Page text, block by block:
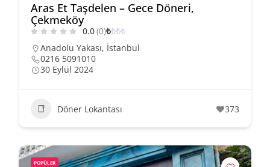
Aras Et Taşdelen – Gece Döneri,
Çekmeköy
0.0(0)₺₺₺₺
Anadolu Yakası, İstanbul
0216 5091010
30 Eylül 2024
Döner Lokantası 373
POPÜLER